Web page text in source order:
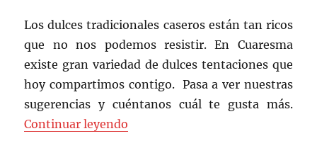
Los dulces tradicionales caseros están tan ricos
que no nos podemos resistir. En Cuaresma
existe gran variedad de dulces tentaciones que
hoy compartimos contigo. Pasa a ver nuestras
sugerencias y cuéntanos cuál te gusta más.
Continuar leyendo